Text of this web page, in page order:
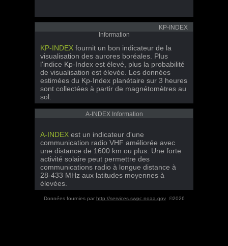
KP-INDEX
Information
KP-INDEX fournit un bon indicateur de la
visualisation des aurores boréales. Plus
l'indice Kp-Index est élevé, plus la probabilité
de visualisation est élevée. Les données
estimées du Kp-Index planétaire sur 3 heures
sont collectées à partir de magnétomètres au
sol.
A-INDEX Information
A-INDEX est un indicateur d'une
communication radio VHF améliorée avec
une distance de 1600 km ou plus. Une forte
activité solaire peut permettre des
communications radio à longue distance à
28-433 MHz aux latitudes moyennes à
élevées.
Données fournies par http://services.swpc.noaa.gov©2026